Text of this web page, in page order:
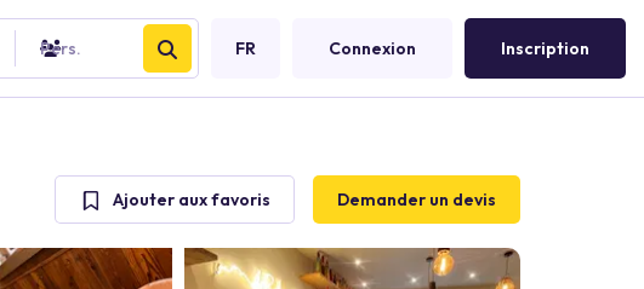
Pers. FR Connexion Inscription
Ajouter aux favoris Demander un devis